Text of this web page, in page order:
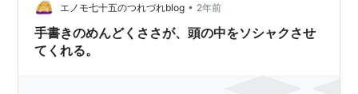
す。 その年の出来事を書き添えたり、写真があれば同封
したりして近況報告を兼ねています。 カードえらびも楽
しみのひとつです。 年賀状 自…
エノモ七十五のつれづれblog • 2年前
手書きのめんどくささが、頭の中をソシャクさせ
てくれる。